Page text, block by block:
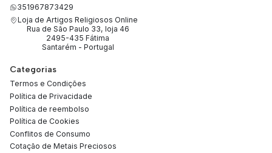
351967873429
Loja de Artigos Religiosos Online
Rua de São Paulo 33, loja 46
2495-435 Fátima
Santarém - Portugal
Categorias
Termos e Condições
Política de Privacidade
Política de reembolso
Política de Cookies
Conflitos de Consumo
Cotação de Metais Preciosos